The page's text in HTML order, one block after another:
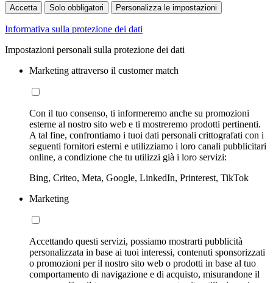
Accetta Solo obbligatori Personalizza le impostazioni
Informativa sulla protezione dei dati
Impostazioni personali sulla protezione dei dati
Marketing attraverso il customer match
Con il tuo consenso, ti informeremo anche su promozioni
esterne al nostro sito web e ti mostreremo prodotti pertinenti.
A tal fine, confrontiamo i tuoi dati personali crittografati con i
seguenti fornitori esterni e utilizziamo i loro canali pubblicitari
online, a condizione che tu utilizzi già i loro servizi:
Bing, Criteo, Meta, Google, LinkedIn, Printerest, TikTok
Marketing
Accettando questi servizi, possiamo mostrarti pubblicità
personalizzata in base ai tuoi interessi, contenuti sponsorizzati
o promozioni per il nostro sito web o prodotti in base al tuo
comportamento di navigazione e di acquisto, misurandone il